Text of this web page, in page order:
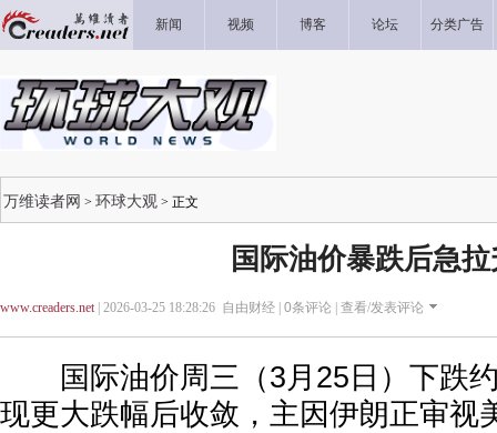
新闻 视频 博客 论坛 分类广告
万维读者网 > 环球大观 > 正文
国际油价暴跌后急拉
www.creaders.net| 2026-03-25 18:28:26 自由财经 | 0条评论 | 查看/发表评论
国际油价周三（3月25日）下跌约
现更大跌幅后收敛，主因伊朗正审视